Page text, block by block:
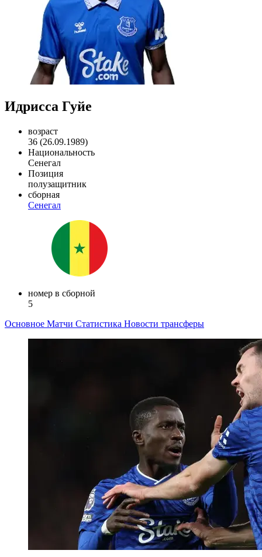
Идрисса Гуйе
возраст
36 (26.09.1989)
Национальность
Сенегал
Позиция
полузащитник
сборная
Сенегал
номер в сборной
5
Основное Матчи Статистика Новости трансферы